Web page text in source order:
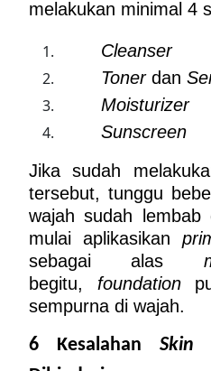
melakukan minimal 4
Cleanser
Toner dan
Moisturizer
Sunscreen
Jika sudah
tersebut, tunggu
wajah sudah lembab
mulai aplikasikan
sebagai alas
begitu, foundation
sempurna di wajah.
6 Kesalahan Skin